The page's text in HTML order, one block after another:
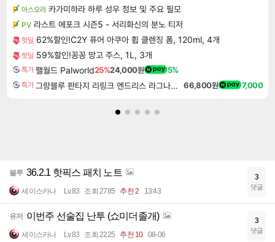
아스오라 카가미하라 하루 성우 정보 및 주요 필모
PV 라스트 에포크 시즌5 - 서리화신의 분노 티저
핫딜 62%할인!C2Y 퓨어 아쿠아 휩 클렌징 폼, 120ml, 4개
핫딜 59%할인!꽁꽁 망고 주스, 1L, 3개
특가 팰월드 Palworld25%24,000원 5%
특가 그랑블루 판타지 리링크 엔드리스 라그나로크 Granblue Fantasy Relink Endless Ragnarok 66,800원 7,000
블루 36.2.1 핫픽스 패치 노트
세이스카나 Lv.83 조회 2785 추천 2 13:43
3
댓글
유저 이번주 선술집 난투 (쇼미더졸개)
세이스카나 Lv.83 조회 2225 추천 10 08-06
3
댓글